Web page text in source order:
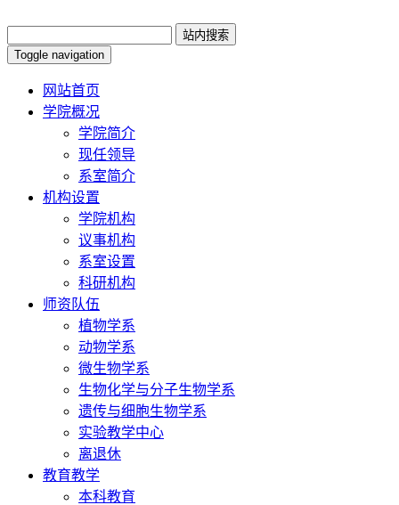
Toggle navigation
网站首页
学院概况
学院简介
现任领导
系室简介
机构设置
学院机构
议事机构
系室设置
科研机构
师资队伍
植物学系
动物学系
微生物学系
生物化学与分子生物学系
遗传与细胞生物学系
实验教学中心
离退休
教育教学
本科教育